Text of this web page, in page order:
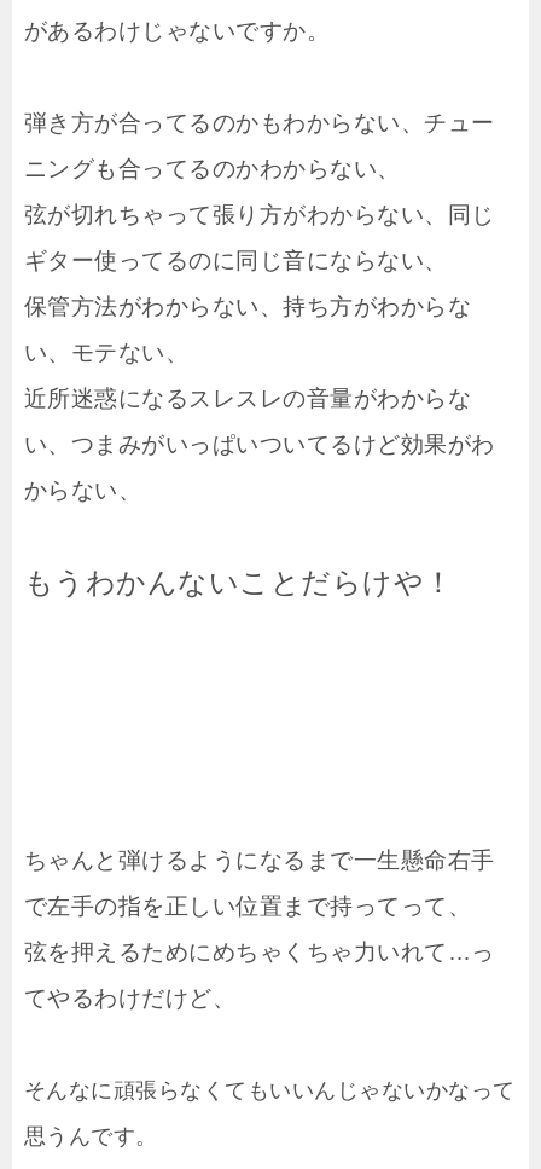
があるわけじゃないですか。
弾き方が合ってるのかもわからない、チュー
ニングも合ってるのかわからない、
弦が切れちゃって張り方がわからない、同じ
ギター使ってるのに同じ音にならない、
保管方法がわからない、持ち方がわからな
い、モテない、
近所迷惑になるスレスレの音量がわからな
い、つまみがいっぱいついてるけど効果がわ
からない、
もうわかんないことだらけや！
ちゃんと弾けるようになるまで一生懸命右手
で左手の指を正しい位置まで持ってって、
弦を押えるためにめちゃくちゃ力いれて…っ
てやるわけだけど、
そんなに頑張らなくてもいいんじゃないかなって
思うんです。